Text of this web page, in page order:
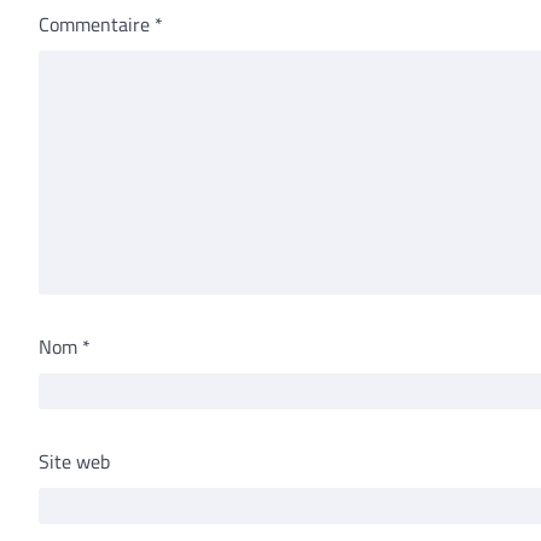
Commentaire *
Nom *
Site web